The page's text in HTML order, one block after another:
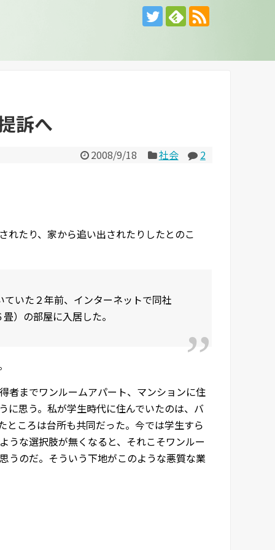
訴へ
2008/9/18 社会
2
れたり、家から追い出されたりしたとのこ
いた２年前、インターネットで同社
）の部屋に入居した。
者までワンルームアパート、マンションに住
に思う。私が学生時代に住んでいたのは、バ
ころは台所も共同だった。今では学生すら
うな選択肢が無くなると、それこそワンルー
うのだ。そういう下地がこのような悪質な業